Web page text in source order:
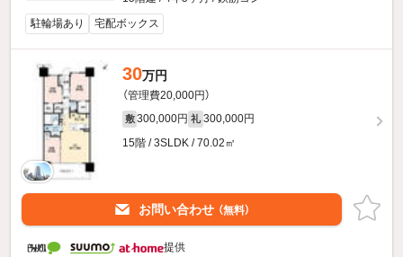
駐輪場あり
宅配ボックス
30万円
（管理費20,000円）
敷 300,000円 礼 300,000円
15階 / 3SLDK / 70.02㎡
お問い合わせ （無料）
提供